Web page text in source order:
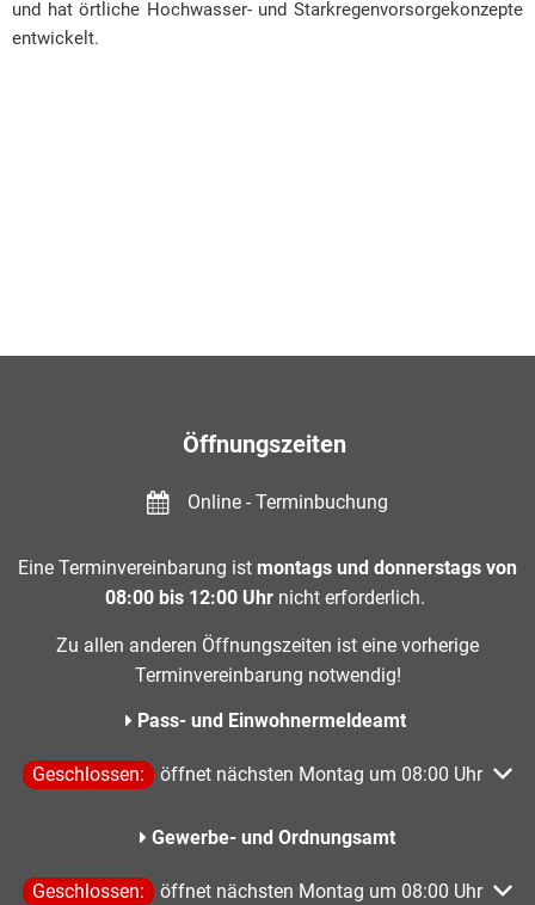
und hat örtliche Hochwasser- und Starkregenvorsorgekonzepte
entwickelt.
Öffnungszeiten
Online - Terminbuchung
Eine Terminvereinbarung ist montags und donnerstags von
08:00 bis 12:00 Uhr nicht erforderlich.
Zu allen anderen Öffnungszeiten ist eine vorherige
Terminvereinbarung notwendig!
Pass- und Einwohnermeldeamt
Klicken, um weitere Öffnungs- oder Schließzeiten
Geschlossen: öffnet nächsten Montag um 08:00 Uhr
Gewerbe- und Ordnungsamt
Klicken, um weitere Öffnungs- oder Schließzeiten
Geschlossen: öffnet nächsten Montag um 08:00 Uhr